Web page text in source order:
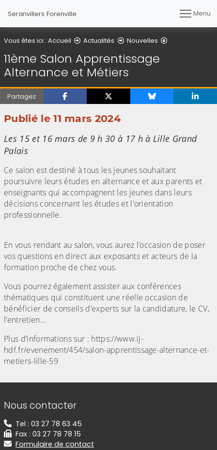
Seranvillers Forenville Menu
Vous êtes ici : Accueil Actualités Nouvelles
11ème Salon Apprentissage
Alternance et Métiers
Partagez
Publié le 11 mars 2024
Les 15 et 16 mars de 9 h 30 à 17 h à Lille Grand
Palais
Ce salon est destiné à tous les jeunes souhaitant
poursuivre leurs études en alternance et aux parents et
enseignants qui accompagnent les jeunes dans leurs
décisions concernant les études et l'orientation
professionnelle.
En vous rendant au salon, vous aurez l’occasion de poser
vos questions en direct aux exposants et acteurs de la
formation proche de chez vous.
Vous pourrez également assister aux conférences
thématiques qui constituent une réelle occasion de
bénéficier de conseils d’experts sur la candidature, le CV,
l’entretien...
Plus d’informations sur : https://www.ij-
hdf.fr/evenement/454/salon-apprentissage-alternance-et-
metiers-lille-59
Informations de contact
Nous contacter
Tel : 03 27 78 63 45
Fax : 03 27 78 78 15
Formulaire de contact